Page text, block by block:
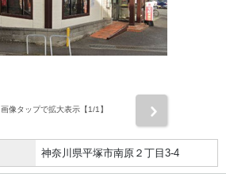
画像タップで拡大表示【1/1】
神奈川県平塚市南原２丁目3-4